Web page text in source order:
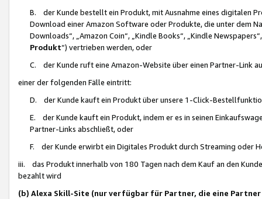
B. der Kunde bestellt ein Produkt, mit Ausnahme eines digitalen
Download einer Amazon Software oder Produkte, die unter dem
Downloads“, „Amazon Coin“, „Kindle Books“, „Kindle
Produkt“) vertrieben werden, oder
C. der Kunde ruft eine Amazon-Website über einen Partner-Link
einer der folgenden Fälle eintritt:
D. der Kunde kauft ein Produkt über unsere 1-Click-
E. der Kunde kauft ein Produkt, indem er es in seinen
Partner-Links abschließt, oder
F. der Kunde erwirbt ein Digitales Produkt durch Streaming oder
iii. das Produkt innerhalb von 180 Tagen nach dem Kauf an den
bezahlt wird
(b) Alexa Skill-Site (nur verfügbar für Partner, die eine